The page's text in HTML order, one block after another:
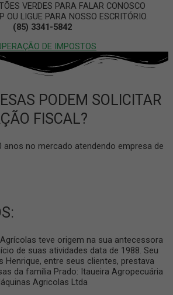
VERDES PARA FALAR CONOSCO
OU LIGUE PARA NOSSO ESCRITÓRIO.
(85) 3341-5842
DE IMPOSTOS
PODEM SOLICITAR
FISCAL?
anos no mercado atendendo empresa de
teve origem na sua antecessora
de suas atividades data de 1988. Seu
Henrique, entre seus clientes, prestava
da família Prado: Itaueira Agropecuária
Agricolas Ltda